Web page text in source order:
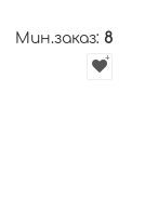
Мин.заказ: 8